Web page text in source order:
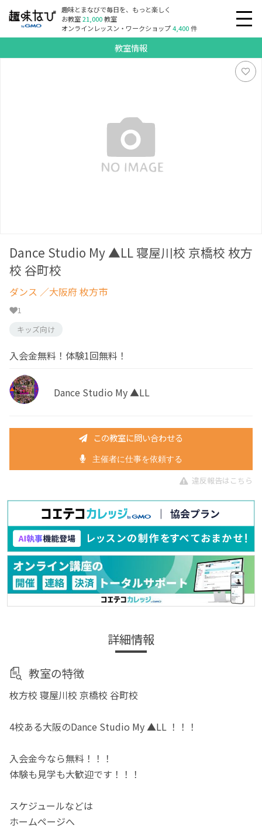
趣味とまなびで毎日を、もっと楽しく
お教室21,000教室
オンラインレッスン・ワークショップ4,400件
教室情報
Dance Studio My ▲LL 寝屋川校 京橋校 枚方
校 谷町校
ダンス ／大阪府 枚方市
1
キッズ向け
入会金無料！体験1回無料！
Dance Studio My ▲LL
この教室に問い合わせる
主催者に仕事を依頼する
違反報告はこちら
詳細情報
教室の特徴
枚方校 寝屋川校 京橋校 谷町校
4校ある大阪のDance Studio My ▲LL ！！！
入会金今なら無料！！！
体験も見学も大歓迎です！！！
スケジュールなどは
ホームページへ